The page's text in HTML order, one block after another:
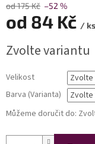
od 175 Kč –52 %
od 84 Kč / ks
cena:
Zvolte variantu
Velikost
Barva (Varianta)
Můžeme doručit do: